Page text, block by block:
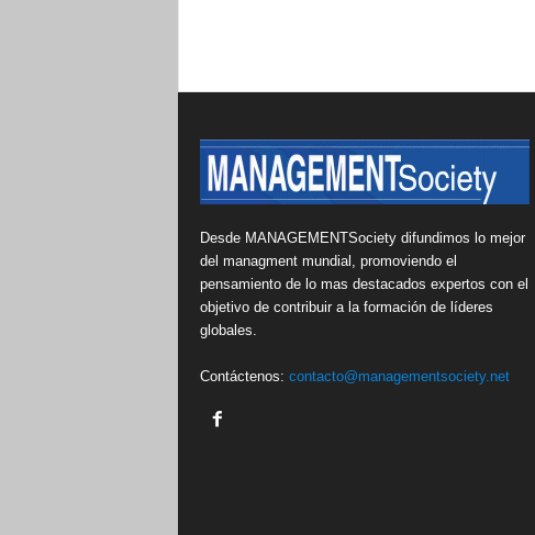
Desde MANAGEMENTSociety difundimos lo mejor
del managment mundial, promoviendo el
pensamiento de lo mas destacados expertos con el
objetivo de contribuir a la formación de líderes
globales.
Contáctenos: contacto@managementsociety.net